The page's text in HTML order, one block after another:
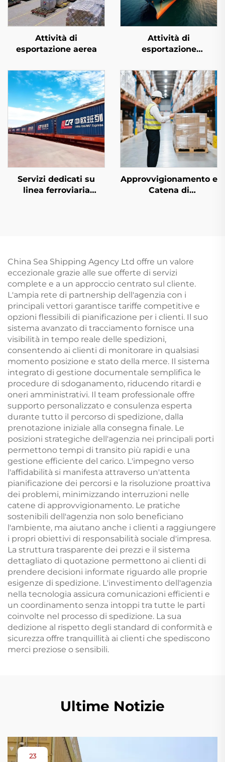
Attività di
esportazione aerea
Attività di
esportazione
Servizi dedicati su
linea ferroviaria
Approvvigionamento e
Catena di
China Sea Shipping Agency Ltd offre un valore
eccezionale grazie alle sue offerte di servizi
complete e a un approccio centrato sul cliente.
L'ampia rete di partnership dell'agenzia con i
principali vettori garantisce tariffe competitive e
opzioni flessibili di pianificazione per i clienti. Il suo
sistema avanzato di tracciamento fornisce una
visibilità in tempo reale delle spedizioni,
consentendo ai clienti di monitorare in qualsiasi
momento posizione e stato della merce. Il sistema
integrato di gestione documentale semplifica le
procedure di sdoganamento, riducendo ritardi e
oneri amministrativi. Il team professionale offre
supporto personalizzato e consulenza esperta
durante tutto il percorso di spedizione, dalla
prenotazione iniziale alla consegna finale. Le
posizioni strategiche dell'agenzia nei principali porti
permettono tempi di transito più rapidi e una
gestione efficiente del carico. L'impegno verso
l'affidabilità si manifesta attraverso un'attenta
pianificazione dei percorsi e la risoluzione proattiva
dei problemi, minimizzando interruzioni nelle
catene di approvvigionamento. Le pratiche
sostenibili dell'agenzia non solo beneficiano
l'ambiente, ma aiutano anche i clienti a raggiungere
i propri obiettivi di responsabilità sociale d'impresa.
La struttura trasparente dei prezzi e il sistema
dettagliato di quotazione permettono ai clienti di
prendere decisioni informate riguardo alle proprie
esigenze di spedizione. L'investimento dell'agenzia
nella tecnologia assicura comunicazioni efficienti e
un coordinamento senza intoppi tra tutte le parti
coinvolte nel processo di spedizione. La sua
dedizione al rispetto degli standard di conformità e
sicurezza offre tranquillità ai clienti che spediscono
merci preziose o sensibili.
Ultime Notizie
23